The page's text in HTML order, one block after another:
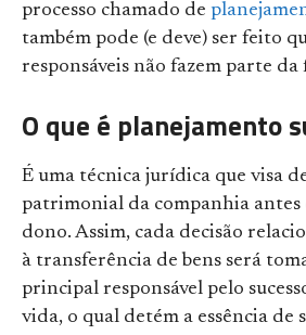
processo chamado de
também pode (e deve) ser feito
responsáveis não fazem parte da
O que é planejamento
É uma técnica jurídica que visa
patrimonial da companhia antes
dono. Assim, cada decisão
à transferência de bens será
principal responsável pelo
vida, o qual detém a essência de